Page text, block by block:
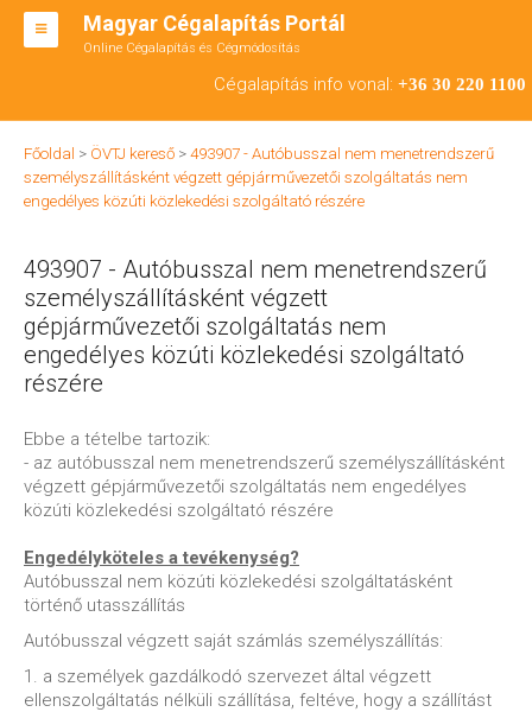
Magyar Cégalapítás Portál
Online Cégalapítás és Cégmódosítás
Cégalapítás info vonal: +36 30 220 1100
BT ALAPÍTÁS
RT ALAPÍTÁS
ÁTALAKULÁS
TEÁOR SZÁMOK '08
ENGEDÉLYKÖTELES
IRODÁK
Főoldal > ÖVTJ kereső > 493907 - Autóbusszal nem menetrendszerű
személyszállításként végzett gépjárművezetői szolgáltatás nem
engedélyes közúti közlekedési szolgáltató részére
493907 - Autóbusszal nem menetrendszerű
személyszállításként végzett
gépjárművezetői szolgáltatás nem
engedélyes közúti közlekedési szolgáltató
részére
Ebbe a tételbe tartozik:
- az autóbusszal nem menetrendszerű személyszállításként
végzett gépjárművezetői szolgáltatás nem engedélyes
közúti közlekedési szolgáltató részére
Engedélyköteles a tevékenység?
Autóbusszal nem közúti közlekedési szolgáltatásként
történő utasszállítás
Autóbusszal végzett saját számlás személyszállítás:
1. a személyek gazdálkodó szervezet által végzett
ellenszolgáltatás nélküli szállítása, feltéve, hogy a szállítást